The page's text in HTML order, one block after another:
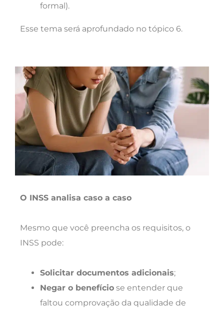
formal).
Esse tema será aprofundado no tópico 6.
O INSS analisa caso a caso
Mesmo que você preencha os requisitos, o
INSS pode:
Solicitar documentos adicionais;
Negar o benefício se entender que
faltou comprovação da qualidade de